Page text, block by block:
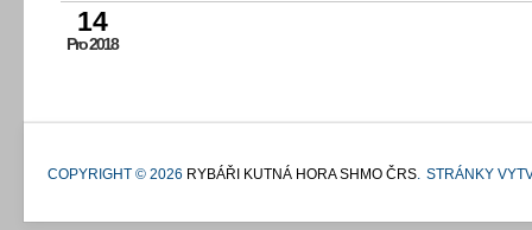
14
Pro 2018
COPYRIGHT © 2026 RYBÁŘI KUTNÁ HORA SHMO ČRS. STRÁNKY